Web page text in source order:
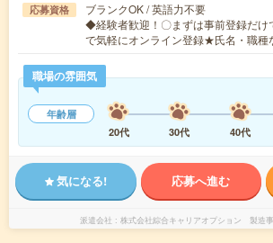
応募資格
ブランクOK / 英語力不要
◆経験者歓迎！〇まずは事前登録だけ
で気軽にオンライン登録★氏名・職
職場の雰囲気
年齢層
20代
30代 40代
気になる! 応募へ進む
派遣会社 株式会社綜合キャリアオプション 製造事